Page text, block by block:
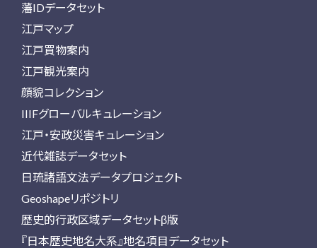
藩IDデータセット
江戸マップ
江戸買物案内
江戸観光案内
顔貌コレクション
IIIFグローバルキュレーション
江戸・安政災害キュレーション
近代雑誌データセット
日琉諸語文法データプロジェクト
Geoshapeリポジトリ
歴史的行政区域データセットβ版
『日本歴史地名大系』地名項目データセット